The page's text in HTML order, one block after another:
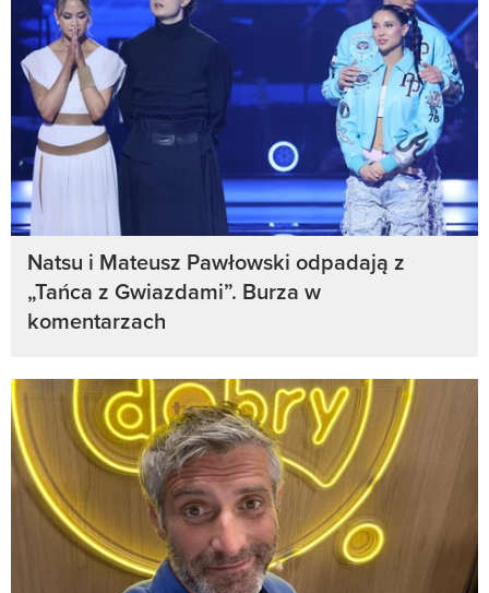
Natsu i Mateusz Pawłowski odpadają z
„Tańca z Gwiazdami”. Burza w
komentarzach